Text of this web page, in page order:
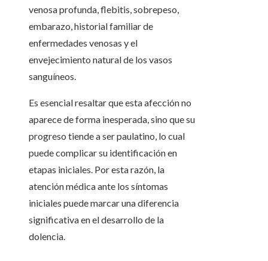
venosa profunda, flebitis, sobrepeso,
embarazo, historial familiar de
enfermedades venosas y el
envejecimiento natural de los vasos
sanguíneos.
Es esencial resaltar que esta afección no
aparece de forma inesperada, sino que su
progreso tiende a ser paulatino, lo cual
puede complicar su identificación en
etapas iniciales. Por esta razón, la
atención médica ante los síntomas
iniciales puede marcar una diferencia
significativa en el desarrollo de la
dolencia.